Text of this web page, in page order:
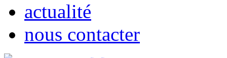
actualité
nous contacter